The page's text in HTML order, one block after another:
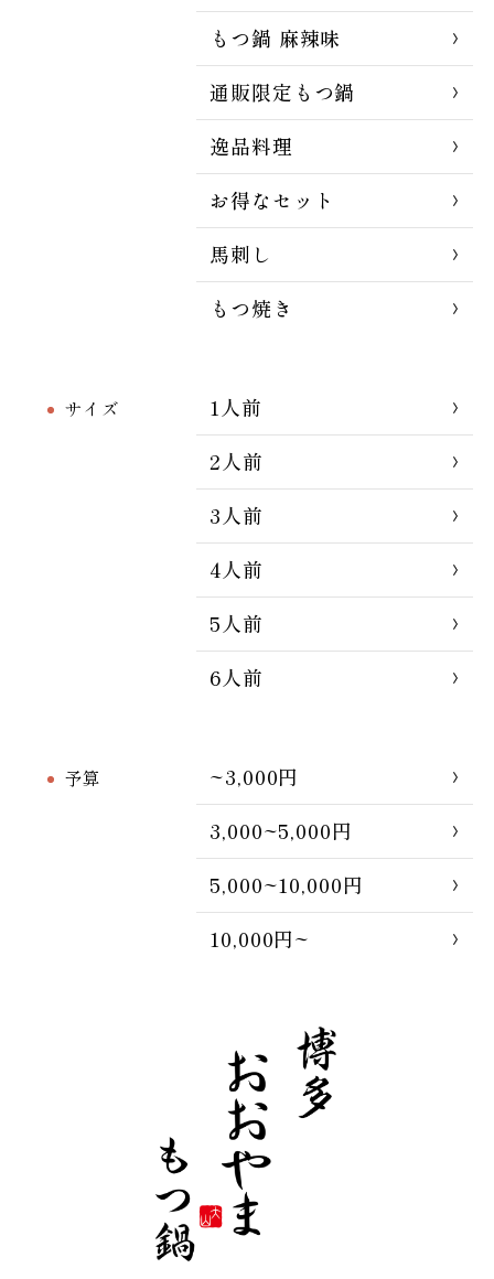
もつ鍋 麻辣味
通販限定もつ鍋
逸品料理
お得なセット
馬刺し
もつ焼き
サイズ
1人前
2人前
3人前
4人前
5人前
6人前
予算
~3,000円
3,000~5,000円
5,000~10,000円
10,000円~